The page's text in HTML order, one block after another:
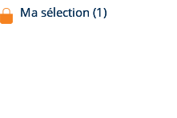
Ma sélection (1)